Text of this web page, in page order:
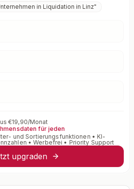
in Liquidation in Linz"
€19,90/Monat
für jeden
und Sortierungsfunktionen • KI-
• Werbefrei • Priority Support
upgraden